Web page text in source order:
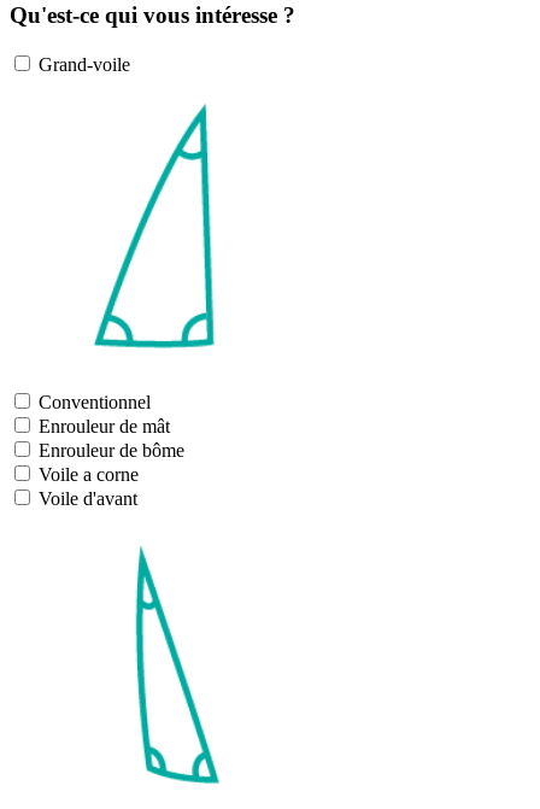
Qu'est-ce qui vous intéresse ?
Grand-voile
Conventionnel
Enrouleur de mât
Enrouleur de bôme
Voile a corne
Voile d'avant